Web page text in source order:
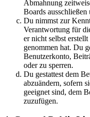
Abmahnung
Boards
Du nimmst zur
Verantwortung für
er nicht selbst
genommen hat. Du
Benutzerkonto,
oder zu sperren.
Du gestattest dem
abzuändern, sofern
geeignet sind, dem
zuzufügen.